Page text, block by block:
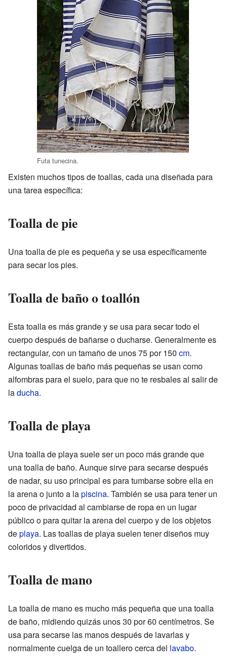
Futa tunecina.
Existen muchos tipos de toallas, cada una diseñada para
una tarea específica:
Toalla de pie
Una toalla de pie es pequeña y se usa específicamente
para secar los pies.
Toalla de baño o toallón
Esta toalla es más grande y se usa para secar todo el
cuerpo después de bañarse o ducharse. Generalmente es
rectangular, con un tamaño de unos 75 por 150 cm.
Algunas toallas de baño más pequeñas se usan como
alfombras para el suelo, para que no te resbales al salir de
laducha.
Toalla de playa
Una toalla de playa suele ser un poco más grande que
una toalla de baño. Aunque sirve para secarse después
de nadar, su uso principal es para tumbarse sobre ella en
la arena o junto a lapiscina. También se usa para tener un
poco de privacidad al cambiarse de ropa en un lugar
público o para quitar la arena del cuerpo y de los objetos
deplaya. Las toallas de playa suelen tener diseños muy
coloridos y divertidos.
Toalla de mano
La toalla de mano es mucho más pequeña que una toalla
de baño, midiendo quizás unos 30 por 60 centímetros. Se
usa para secarse las manos después de lavarlas y
normalmente cuelga de un toallero cerca del lavabo.